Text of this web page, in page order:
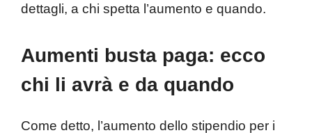
dettagli, a chi spetta l’aumento e quando.
Aumenti busta paga: ecco
chi li avrà e da quando
Come detto, l’aumento dello stipendio per i